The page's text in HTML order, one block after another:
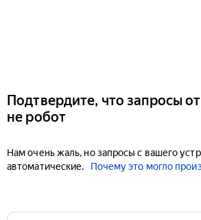
Подтвердите, что запросы
не робот
Нам очень жаль, но запросы с вашего
автоматические.
Почему это могло